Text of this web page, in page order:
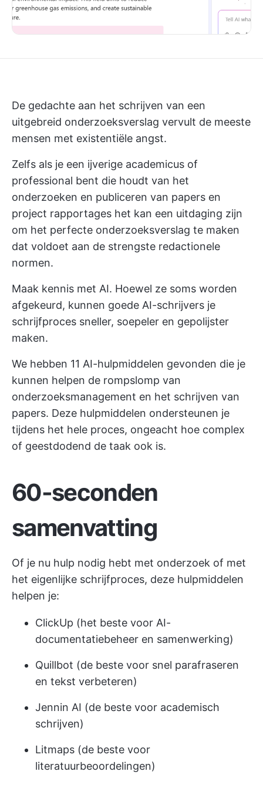
De gedachte aan het schrijven van een
uitgebreid onderzoeksverslag vervult de meeste
mensen met existentiële angst.
Zelfs als je een ijverige academicus of
professional bent die houdt van het
onderzoeken en publiceren van papers en
project rapportages het kan een uitdaging zijn
om het perfecte onderzoeksverslag te maken
dat voldoet aan de strengste redactionele
normen.
Maak kennis met AI. Hoewel ze soms worden
afgekeurd, kunnen goede AI-schrijvers je
schrijfproces sneller, soepeler en gepolijster
maken.
We hebben 11 AI-hulpmiddelen gevonden die je
kunnen helpen de rompslomp van
onderzoeksmanagement en het schrijven van
papers. Deze hulpmiddelen ondersteunen je
tijdens het hele proces, ongeacht hoe complex
of geestdodend de taak ook is.
60-seconden
samenvatting
Of je nu hulp nodig hebt met onderzoek of met
het eigenlijke schrijfproces, deze hulpmiddelen
helpen je:
ClickUp (het beste voor AI-
documentatiebeheer en samenwerking)
Quillbot (de beste voor snel parafraseren
en tekst verbeteren)
Jennin AI (de beste voor academisch
schrijven)
Litmaps (de beste voor
literatuurbeoordelingen)